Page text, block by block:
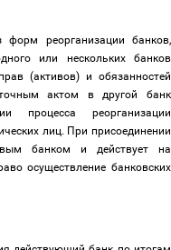
реорганизации банков,
или нескольких банков
(активов) и обязанностей
актом в другой банк
процесса реорганизации
лиц. При присоединении
банком и действует на
осуществление банковских